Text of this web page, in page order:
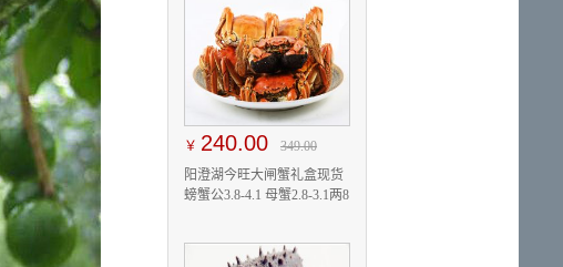
￥ 240.00
349.00
阳澄湖今旺大闸蟹礼盒现货
螃蟹公3.8-4.1 母蟹2.8-3.1两8